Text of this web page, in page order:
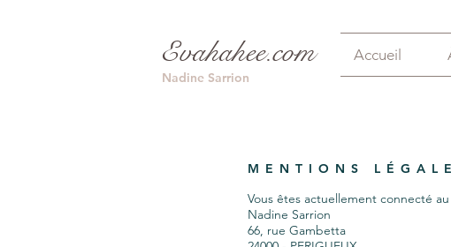
Evahahee.com
Nadine Sarrion
Accueil
MENTIONS
Vous êtes actuellement connecté
Nadine Sarrion
66, rue Gambetta